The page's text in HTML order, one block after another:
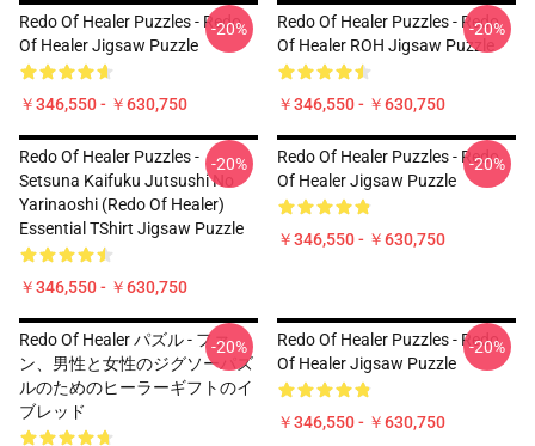
Redo Of Healer Puzzles - Redo
Of Healer Jigsaw Puzzle
￥346,550 - ￥630,750
-20%
Redo Of Healer Puzzles - Redo
Of Healer ROH Jigsaw Puzzle
￥346,550 - ￥630,750
-20%
Redo Of Healer Puzzles -
Setsuna Kaifuku Jutsushi No
Yarinaoshi (Redo Of Healer)
Essential TShirt Jigsaw Puzzle
￥346,550 - ￥630,750
-20%
Redo Of Healer Puzzles - Redo
Of Healer Jigsaw Puzzle
￥346,550 - ￥630,750
-20%
Redo Of Healer パズル - ファ
ン、男性と女性のジグソーパズ
ルのためのヒーラーギフトのイ
ブレッド
-20%
Redo Of Healer Puzzles - Redo
Of Healer Jigsaw Puzzle
￥346,550 - ￥630,750
-20%